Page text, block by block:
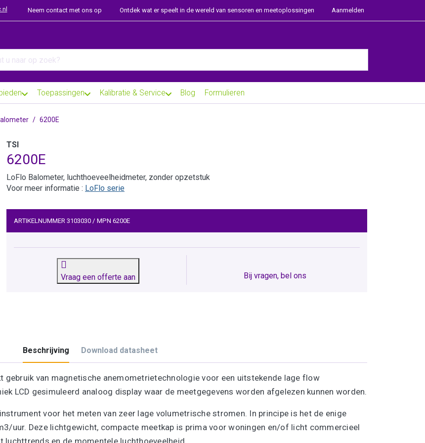
Neem contact met ons op Ontdek wat er speelt in de wereld van sensoren en meetoplossingen Aanmelden
Toepassingen Kalibratie & Service Blog Formulieren
6200E
TSI
6200E
LoFlo Balometer, luchthoeveelheidmeter, zonder opzetstuk
Voor meer informatie : LoFlo serie
ARTIKELNUMMER 3103030 / MPN 6200E
Vraag een offerte aan Bij vragen, bel ons
Beschrijving Download datasheet
gebruik van magnetische anemometrietechnologie voor een uitstekende lage flow
LCD gesimuleerd analoog display waar de meetgegevens worden afgelezen kunnen worden.
voor het meten van zeer lage volumetrische stromen. In principe is het de enige
uur. Deze lichtgewicht, compacte meetkap is prima voor woningen en/of licht commercieel
en de momentele luchthoeveelheid.